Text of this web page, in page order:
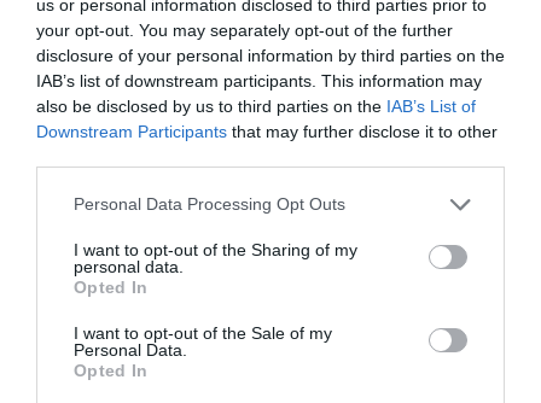
us or personal information disclosed to third parties prior to
your opt-out. You may separately opt-out of the further
disclosure of your personal information by third parties on the
IAB’s list of downstream participants. This information may
also be disclosed by us to third parties on the IAB’s List of
Downstream Participants that may further disclose it to other
Please note that this website/app uses one or more Google
not limited to your visit or usage behaviour. You may click to
grant or deny consent to Google and its third-party tags to
use your data for below specified purposes in below Google
consent section.
Personal Data Processing Opt Outs
I want to opt-out of the Sharing of my
personal data.
Opted In
I want to opt-out of the Sale of my
Personal Data.
Opted In
συνεχίσω θα βρω κι άλλα σίγουρα…
ΑΠΆΝΤΗΣΗ
27/02/2016 στις 16:46
επιληφθεί όχι “επιλυφθεί”. Βγάζει μάτι το
ρημάδι. Μάλλον ακολουθείτε την ίδια τακτική
και δεν προσέχετε την ορθογραφία. Τελικά